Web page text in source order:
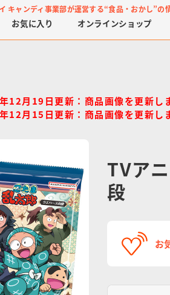
キャンディ事業部が運営する“食品・おかし”の
R.E.D.・ス
隊シリーズ
プリキュアシリー
チョコサプ
お気に入り オンラインショップ
12月19日更新：商品画像を更新し
12月15日更新：商品画像を更新し
TVア
段
お